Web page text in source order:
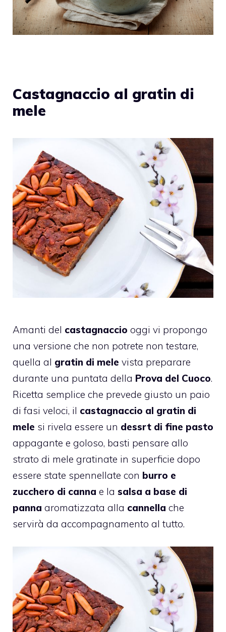
Castagnaccio al gratin di
mele
Amanti del castagnaccio oggi vi propongo
una versione che non potrete non testare,
quella al gratin di mele vista preparare
durante una puntata della Prova del Cuoco.
Ricetta semplice che prevede giusto un paio
di fasi veloci, il castagnaccio al gratin di
mele si rivela essere un dessrt di fine pasto
appagante e goloso, basti pensare allo
strato di mele gratinate in superficie dopo
essere state spennellate con burro e
zucchero di canna e la salsa a base di
panna aromatizzata alla cannella che
servirà da accompagnamento al tutto.